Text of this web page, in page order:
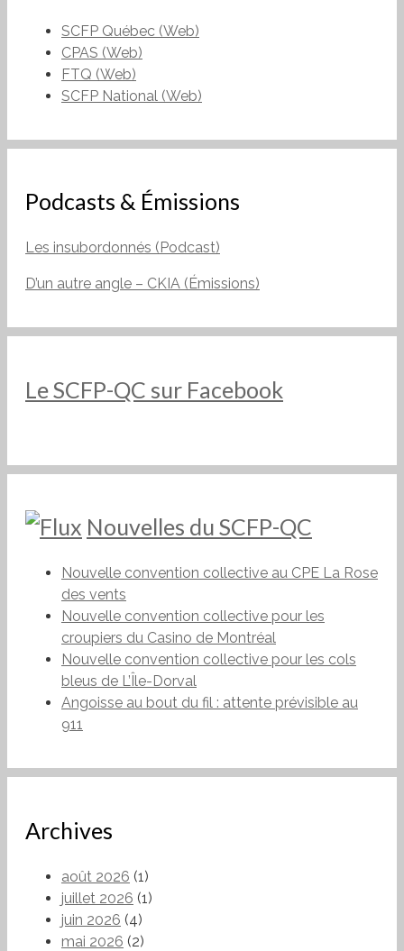
SCFP Québec (Web)
CPAS (Web)
FTQ (Web)
SCFP National (Web)
Podcasts & Émissions
Les insubordonnés (Podcast)
D’un autre angle – CKIA (Émissions)
Le SCFP-QC sur Facebook
Nouvelles du SCFP-QC
Nouvelle convention collective au CPE La Rose
des vents
Nouvelle convention collective pour les
croupiers du Casino de Montréal
Nouvelle convention collective pour les cols
bleus de L’Île-Dorval
Angoisse au bout du fil : attente prévisible au
911
Archives
août 2026 (1)
juillet 2026 (1)
juin 2026 (4)
mai 2026 (2)